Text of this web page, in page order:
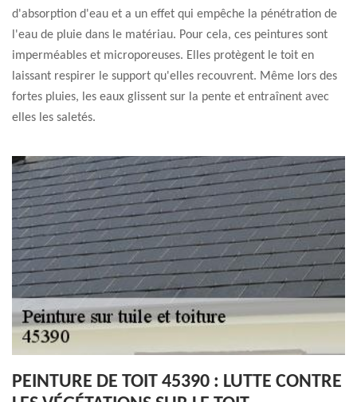
d'absorption d'eau et a un effet qui empêche la pénétration de
l'eau de pluie dans le matériau. Pour cela, ces peintures sont
imperméables et microporeuses. Elles protègent le toit en
laissant respirer le support qu'elles recouvrent. Même lors des
fortes pluies, les eaux glissent sur la pente et entraînent avec
elles les saletés.
PEINTURE DE TOIT 45390 : LUTTE CONTRE